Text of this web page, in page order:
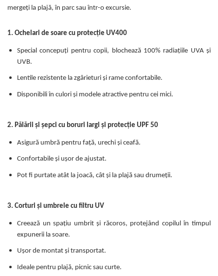
mergeți la plajă, în parc sau într-o excursie.
1. Ochelari de soare cu protecție UV400
Special concepuți pentru copii, blochează 100% radiațiile UVA și
UVB.
Lentile rezistente la zgârieturi și rame confortabile.
Disponibili în culori și modele atractive pentru cei mici.
2. Pălării și șepci cu boruri largi și protecție UPF 50
Asigură umbră pentru față, urechi și ceafă.
Confortabile și ușor de ajustat.
Pot fi purtate atât la joacă, cât și la plajă sau drumeții.
3. Corturi și umbrele cu filtru UV
Creează un spațiu umbrit și răcoros, protejând copilul în timpul
expunerii la soare.
Ușor de montat și transportat.
Ideale pentru plajă, picnic sau curte.